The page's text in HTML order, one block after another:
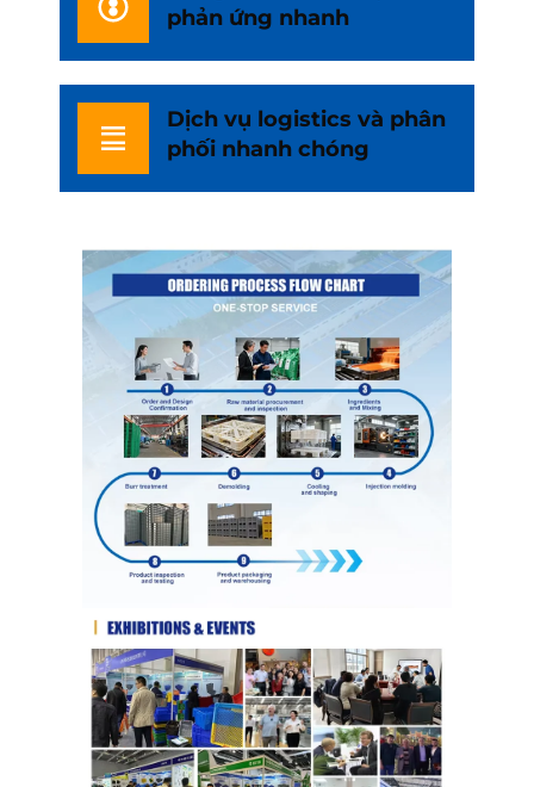
phản ứng nhanh
Dịch vụ logistics và phân
phối nhanh chóng